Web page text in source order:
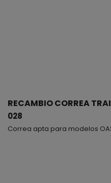
RECAMBIO CORREA
028
Correa apta para modelos